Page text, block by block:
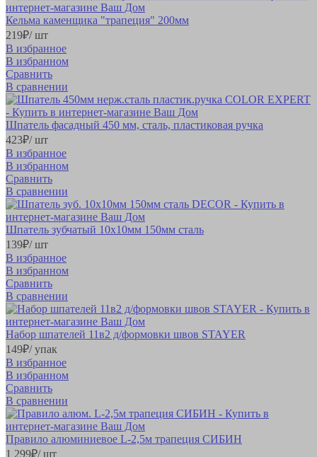
Кельма каменщика "трапеция" 200мм
219₽/ шт
В избранное
В избранном
Сравнить
В сравнении
Шпатель фасадный 450 мм, сталь, пластиковая ручка
423₽/ шт
В избранное
В избранном
Сравнить
В сравнении
Шпатель зубчатый 10х10мм 150мм сталь
139₽/ шт
В избранное
В избранном
Сравнить
В сравнении
Набор шпателей 11в2 д/формовки швов STAYER
149₽/ упак
В избранное
В избранном
Сравнить
В сравнении
Правило алюминиевое L-2,5м трапеция СИБИН
1 299₽/ шт